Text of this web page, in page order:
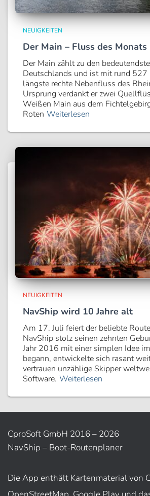
NEUIGKEITEN
Der Main – Fluss des Monats
Der Main zählt zu den
Deutschlands und ist mit rund 527
längste rechte Nebenfluss des
Ursprung verdankt er zwei
Weißen Main aus dem
Roten Weiterlesen
NEUIGKEITEN
NavShip wird 10 Jahre alt
Am 17. Juli feiert der beliebte
NavShip stolz seinen zehnten
Jahr 2016 mit einer simplen Idee
begann, entwickelte sich rasant
vertrauen unzählige Skipper
Software. Weiterlesen
CproSoft GmbH 2016 – 2026
NavShip – Boot-Routenplaner
Die App enthält Kartenmaterial von